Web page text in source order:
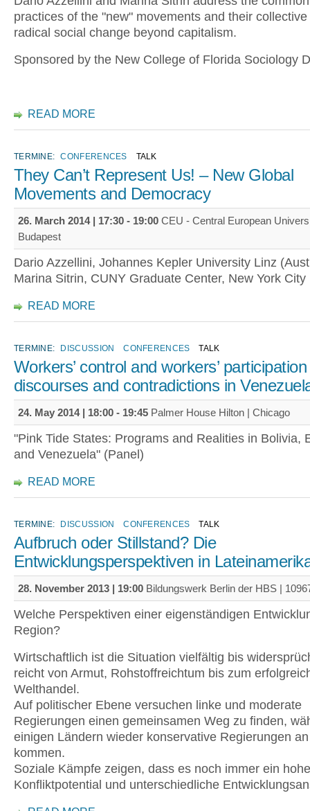
practices of the "new" movements and their
radical social change beyond capitalism.
Sponsored by the New College of Florida Sociology
READ MORE
TERMINE: CONFERENCES TALK
They Can’t Represent Us! – New Global
Movements and Democracy
26. March 2014 | 17:30 - 19:00 CEU - Central European
Budapest
Dario Azzellini, Johannes Kepler University Linz
Marina Sitrin, CUNY Graduate Center, New York City
READ MORE
TERMINE: DISCUSSION CONFERENCES TALK
Workers’ control and workers’
discourses and contradictions in
24. May 2014 | 18:00 - 19:45 Palmer House Hilton | Chicago
"Pink Tide States: Programs and Realities in Bolivia,
and Venezuela" (Panel)
READ MORE
TERMINE: DISCUSSION CONFERENCES TALK
Aufbruch oder Stillstand? Die
Entwicklungsperspektiven in
28. November 2013 | 19:00 Bildungswerk Berlin der HBS |
Welche Perspektiven einer eigenständigen
Region?
Wirtschaftlich ist die Situation vielfältig bis
reicht von Armut, Rohstoffreichtum bis zum
Welthandel.
Auf politischer Ebene versuchen linke und moderate
Regierungen einen gemeinsamen Weg zu finden,
einigen Ländern wieder konservative Regierungen
kommen.
Soziale Kämpfe zeigen, dass es noch immer ein
Konfliktpotential und unterschiedliche